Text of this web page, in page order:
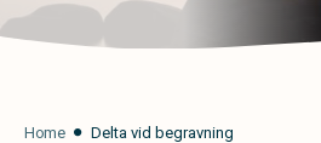
Home Delta vid begravning